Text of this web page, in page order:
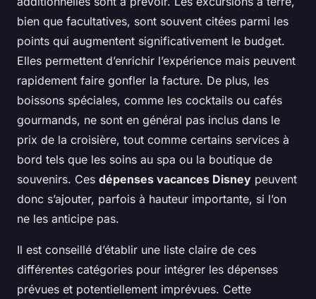
bien que facultatives, sont souvent citées parmi les
points qui augmentent significativement le budget.
Elles permettent d’enrichir l’expérience mais peuvent
rapidement faire gonfler la facture. De plus, les
boissons spéciales, comme les cocktails ou cafés
gourmands, ne sont en général pas inclus dans le
prix de la croisière, tout comme certains services à
bord tels que les soins au spa ou la boutique de
souvenirs. Ces dépenses vacances Disney peuvent
donc s’ajouter, parfois à hauteur importante, si l’on
ne les anticipe pas.
Il est conseillé d’établir une liste claire de ces
différentes catégories pour intégrer les dépenses
prévues et potentiellement imprévues. Cette